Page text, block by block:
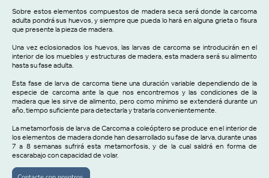
Sobre estos elementos compuestos de madera seca será donde la carcoma
adulta pondrá sus huevos, y siempre que pueda lo hará en alguna grieta o fisura
que presente la pieza de madera.
Una vez eclosionados los huevos, las larvas de carcoma se introducirán en el
interior de los muebles y estructuras de madera, esta madera será su alimento
hasta su fase adulta.
Esta fase de larva de carcoma tiene una duración variable dependiendo de la
especie de carcoma ante la que nos encontremos y las condiciones de la
madera que les sirve de alimento, pero como mínimo se extenderá durante un
año, tiempo suficiente para detectarla y tratarla convenientemente.
La metamorfosis de larva de Carcoma a coleóptero se produce en el interior de
los elementos de madera donde han desarrollado su fase de larva, durante unas
7 a 8 semanas sufrirá esta metamorfosis, y de la cual saldrá en forma de
escarabajo con capacidad de volar.